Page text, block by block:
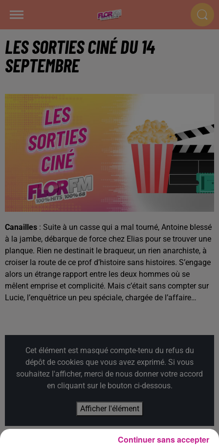
LES SORTIES CINÉ DU 14
SEPTEMBRE
Canailles : Suite à un casse qui a mal tourné, Antoine blessé
à la jambe, débarque de force chez Elias pour se trouver une
planque. Rien ne destinait le braqueur, un rien anarchiste, à
croiser la route de ce prof d’histoire sans histoires. S’engage
alors un étrange rapport entre les deux hommes où se
mêlent emprise et complicité. Mais c’était sans compter sur
Lucie, l’enquêtrice un peu spéciale, chargée de l’affaire…
Cet élément est masqué compte-tenu du refus du
dépôt de cookies que vous avez exprimé. Si vous
souhaitez l'afficher, merci de nous donner votre accord
en cliquant sur le bouton ci-dessous.
Afficher l'élément
: Samir Amin est un écrivain comblé, Prix
Continuer sans accepter